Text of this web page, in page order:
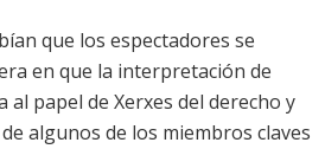
que los espectadores se
en que la interpretación de
al papel de Xerxes del derecho y
algunos de los miembros claves